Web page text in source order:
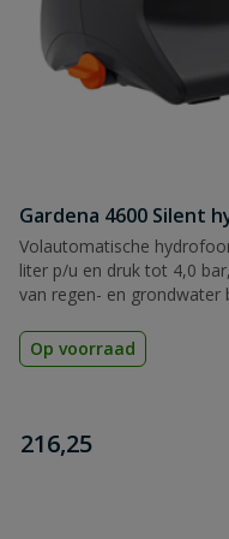
Gardena 4600 Silent
Volautomatische
liter p/u en druk tot 4,0
van regen- en grondwater
Op voorraad
€
216,25